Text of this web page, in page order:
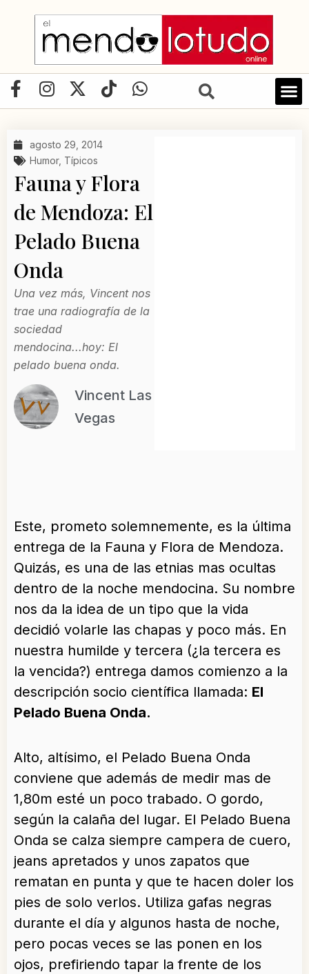
contenido
F
a
e
b
o
o
k
-
f
I
n
t
a
g
r
a
m
X
-
w
i
t
e
r
T
i
W
h
p
p
agosto 29, 2014
Humor, Típicos
Fauna y Flora
de Mendoza: El
Pelado Buena
Onda
Una vez más, Vincent nos
trae una radiografía de la
sociedad
mendocina...hoy: El
pelado buena onda.
Vincent Las
Vegas
Este, prometo solemnemente, es la última
entrega de la Fauna y Flora de Mendoza.
Quizás, es una de las etnias mas ocultas
dentro de la noche mendocina. Su nombre
nos da la idea de un tipo que la vida
decidió volarle las chapas y poco más. En
nuestra humilde y tercera (¿la tercera es
la vencida?) entrega damos comienzo a la
descripción socio científica llamada: El
Pelado Buena Onda.
Alto, altísimo, el Pelado Buena Onda
conviene que además de medir mas de
1,80m esté un poco trabado. O gordo,
según la calaña del lugar. El Pelado Buena
Onda se calza siempre campera de cuero,
jeans apretados y unos zapatos que
rematan en punta y que te hacen doler los
pies de solo verlos. Utiliza gafas negras
durante el día y algunos hasta de noche,
pero pocas veces se las ponen en los
ojos, prefiriendo tapar la frente de los